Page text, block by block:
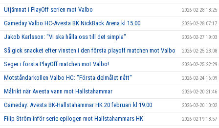
Utjämnat i PlayOff serien mot Valbo 2026-02-28 18:25
Gameday Valbo HC-Avesta BK NickBack Arena kl 15.00 2026-02-28 07:17
Jakob Karlsson: "Vi ska hålla oss till det simpla" 2026-02-27 19:03
Så gick snacket efter vinsten i den första playoff matchen mot Valbo 2026-02-25 23:08
Seger i första PlayOff matchen mot Valbo! 2026-02-25 22:29
Motståndarkollen Valbo HC: "Första delmålet nått" 2026-02-24 16:09
Målrikt när Avesta vann mot Hallstahammar 2026-02-20 21:46
Gameday: Avesta BK-Hallstahammar HK 20 februari kl 19.00 2026-02-20 10:02
Filip Ström inför serie epilogen mot Hallstahammars HK 2026-02-19 18:57